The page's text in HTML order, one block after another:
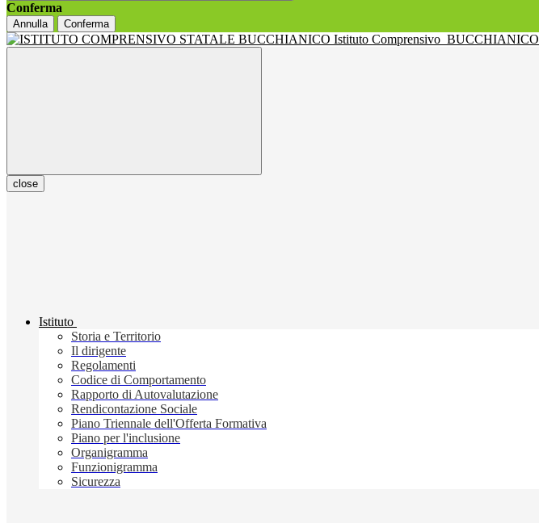
Conferma
Annulla Conferma
Istituto Comprensivo BUCCHIANICO
close
Istituto
Storia e Territorio
Il dirigente
Regolamenti
Codice di Comportamento
Rapporto di Autovalutazione
Rendicontazione Sociale
Piano Triennale dell'Offerta Formativa
Piano per l'inclusione
Organigramma
Funzionigramma
Sicurezza